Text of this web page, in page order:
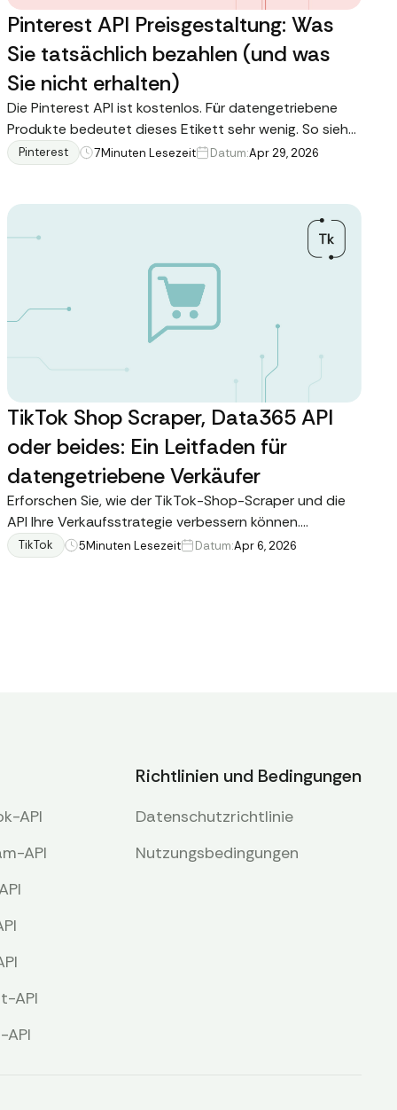
Pinterest API Preisgestaltung: Was
Sie tatsächlich bezahlen (und was
Sie nicht erhalten)
Die Pinterest API ist kostenlos. Für datengetriebene
Produkte bedeutet dieses Etikett sehr wenig. So sieht
das Preisdiskussion aus, über die niemand spricht.
Pinterest 7Minuten Lesezeit Datum:Apr 29, 2026
TikTok Shop Scraper, Data365 API
oder beides: Ein Leitfaden für
datengetriebene Verkäufer
Erforschen Sie, wie der TikTok-Shop-Scraper und die
API Ihre Verkaufsstrategie verbessern können.
Entdecken Sie verfügbare Werkzeuge und wie Sie diese
TikTok 5Minuten Lesezeit Datum:Apr 6, 2026
API
API
API
Richtlinien und Bedingungen
Datenschutzrichtlinie
Nutzungsbedingungen